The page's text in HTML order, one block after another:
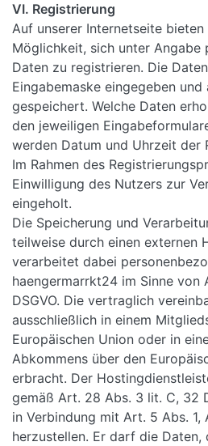
VI. Registrierung
Auf unserer Internetseite
Möglichkeit, sich unter Angabe
Daten zu registrieren. Die
Eingabemaske eingegeben
gespeichert. Welche Daten
den jeweiligen
werden Datum und Uhrzeit der
Im Rahmen des
Einwilligung des Nutzers zur
eingeholt.
Die Speicherung und
teilweise durch einen externen
verarbeitet dabei
haengermarrkt24 im Sinne von
DSGVO. Die vertraglich
ausschließlich in einem
Europäischen Union oder in
Abkommens über den
erbracht. Der
gemäß Art. 28 Abs. 3 lit. C, 32
in Verbindung mit Art. 5 Abs. 1,
herzustellen. Er darf die Daten,